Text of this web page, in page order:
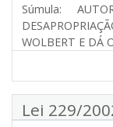
Súmula:
WOLBERT E DÁ
Lei 229/